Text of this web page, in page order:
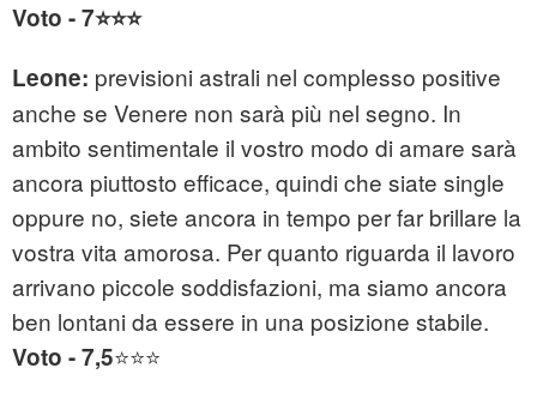
Voto - 7⭐⭐⭐
Leone: previsioni astrali nel complesso positive
anche se Venere non sarà più nel segno. In
ambito sentimentale il vostro modo di amare sarà
ancora piuttosto efficace, quindi che siate single
oppure no, siete ancora in tempo per far brillare la
vostra vita amorosa. Per quanto riguarda il lavoro
arrivano piccole soddisfazioni, ma siamo ancora
ben lontani da essere in una posizione stabile.
Voto - 7,5⭐⭐⭐